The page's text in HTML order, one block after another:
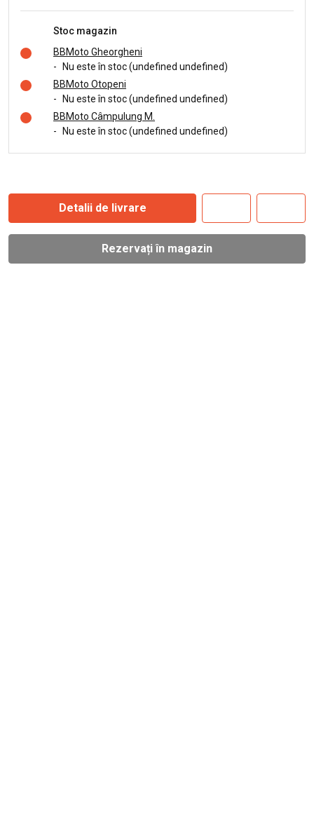
Stoc magazin
BBMoto Gheorgheni
-
Nu este în stoc (undefined undefined)
BBMoto Otopeni
-
Nu este în stoc (undefined undefined)
BBMoto Câmpulung M.
-
Nu este în stoc (undefined undefined)
Detalii de livrare
Rezervați în magazin